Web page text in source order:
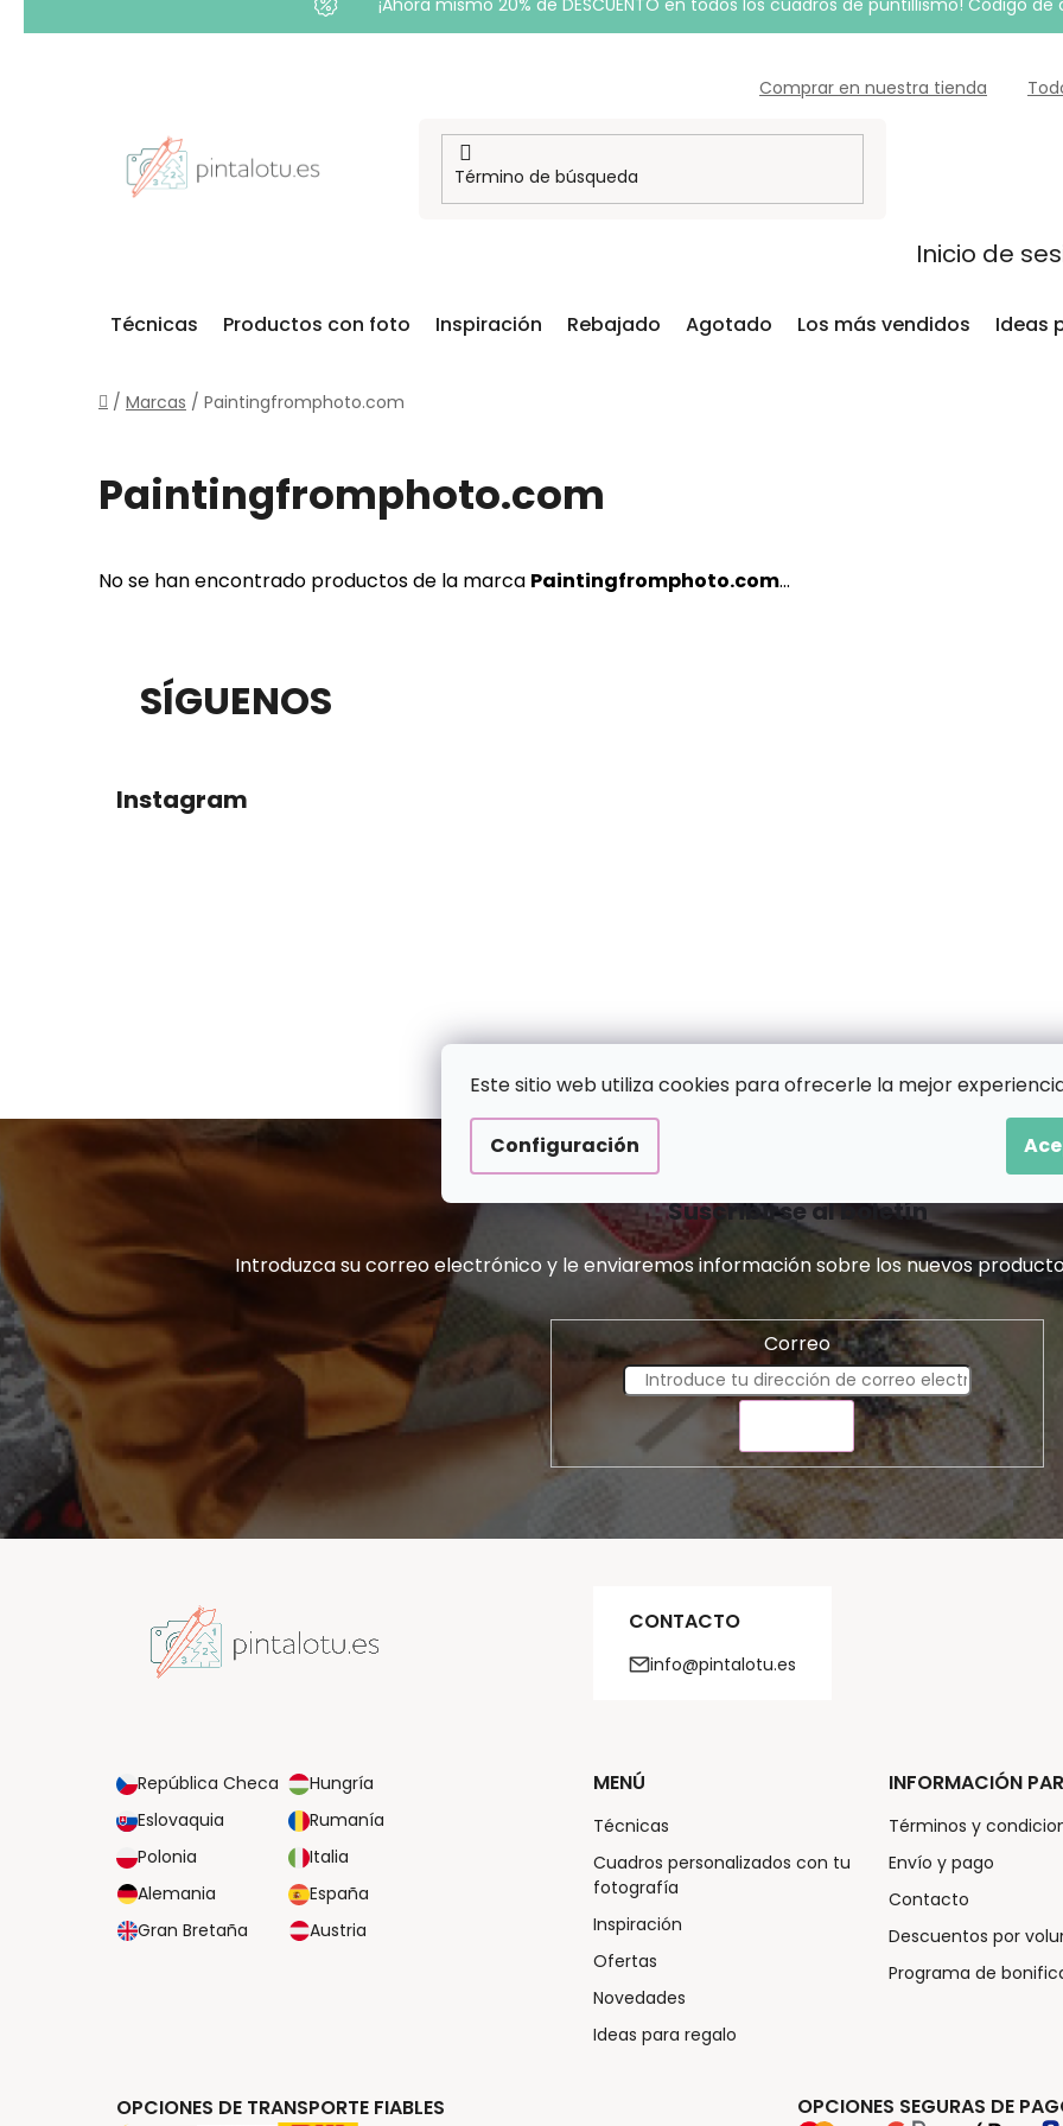
Este sitio web utiliza cookies para ofrecerle la mejor
Configuración
¡Ahora mismo 20% de DESCUENTO en todos los cuadros de puntillismo! Código
Comprar en nuestra tienda
Inicio de
Técnicas Productos con foto Inspiración Rebajado Agotado Los más vendidos Ideas
Inicio
/ Marcas / Paintingfromphoto.com
Paintingfromphoto.com
No se han encontrado productos de la marca Paintingfromphoto.com...
A
SÍGUENOS
Instagram
Suscribirse al boletín
Introduzca su correo electrónico y le enviaremos información sobre los nuevos
Correo
CONTACTO
info@pintalotu.es
República Checa
Hungría
Eslovaquia
Rumanía
Polonia
Italia
Alemania
España
Gran Bretaña
Austria
MENÚ
Técnicas
Cuadros personalizados con tu
fotografía
Inspiración
Ofertas
Novedades
Ideas para regalo
INFORMACIÓN
Términos y
Envío y pago
Contacto
Descuentos por
Programa de
OPCIONES DE TRANSPORTE FIABLES OPCIONES SEGURAS DE